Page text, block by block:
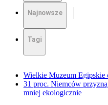
Najnowsze
Tagi
Wielkie Muzeum Egipskie
31 proc. Niemców
mniej ekologicznie